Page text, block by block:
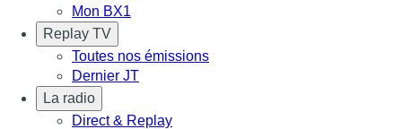
Mon BX1
Replay TV
Toutes nos émissions
Dernier JT
La radio
Direct & Replay